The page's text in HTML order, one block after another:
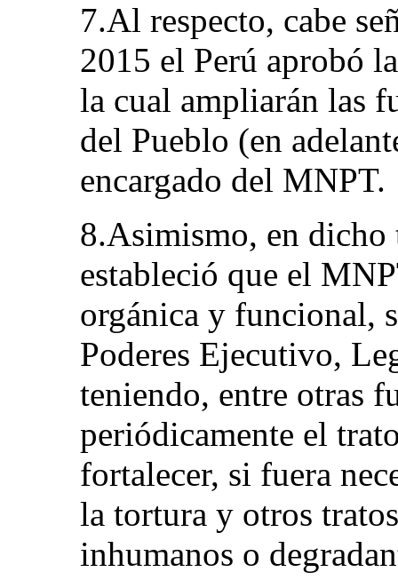
7.Al respecto, cabe
2015 el Perú aprobó
la cual ampliarán las
del Pueblo (en
encargado del MNPT.
8.Asimismo, en
estableció que el
orgánica y funcional,
Poderes Ejecutivo,
teniendo, entre otras
periódicamente el
fortalecer, si fuera
la tortura y otros
inhumanos o